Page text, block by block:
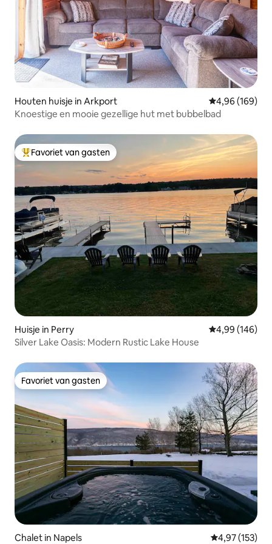
Houten huisje in Arkport Gemiddelde
4,96 (169)
Knoestige en mooie gezellige hut met bubbelbad
Topfavoriet van gasten
Favoriet van gasten
Huisje in Perry Gemiddelde
4,99 (146)
Silver Lake Oasis: Modern Rustic Lake House
Favoriet van gasten
Favoriet van gasten
Chalet in Napels Gemiddelde
4,97 (153)